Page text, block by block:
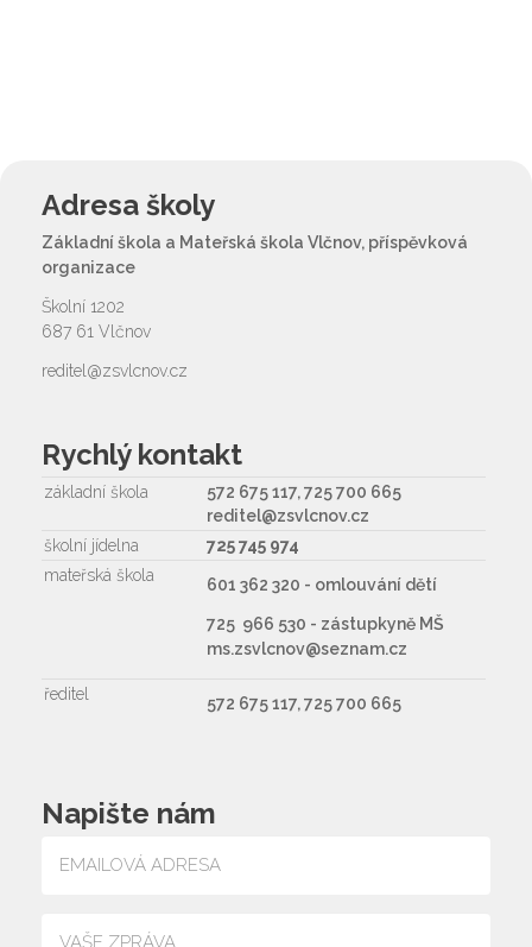
Adresa školy
Základní škola a Mateřská škola Vlčnov, příspěvková
organizace
Školní 1202
687 61 Vlčnov
reditel@zsvlcnov.cz
Rychlý kontakt
základní škola
572 675 117, 725 700 665
reditel@zsvlcnov.cz
školní jídelna
725 745 974
mateřská škola
601 362 320 - omlouvání dětí
725 966 530 - zástupkyně MŠ
ms.zsvlcnov@seznam.cz
ředitel 572 675 117, 725 700 665
Napište nám